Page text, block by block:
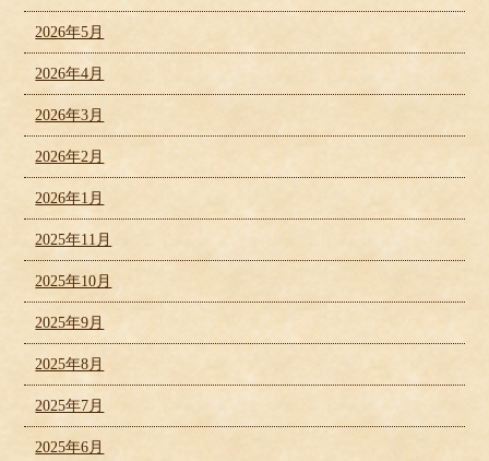
2026年5月
2026年4月
2026年3月
2026年2月
2026年1月
2025年11月
2025年10月
2025年9月
2025年8月
2025年7月
2025年6月